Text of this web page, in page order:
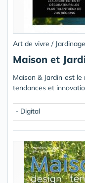
Art de vivre / Jardinage
Maison et
Maison & Jardin est
tendances et
- Digital